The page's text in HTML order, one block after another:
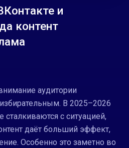
и
контент
аудитории
В 2025–2026
сталкиваются с ситуацией,
даёт больший эффект,
Особенно это заметно во